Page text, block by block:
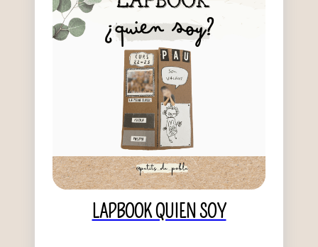
LAPBOOK QUIEN SOY